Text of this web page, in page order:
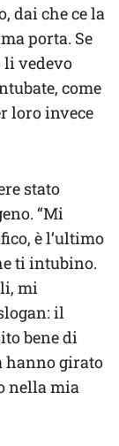
dai che ce la
porta. Se
li vedevo
come
loro invece
stato
“Mi
è l’ultimo
ti intubino.
mi
il
bene di
hanno girato
nella mia